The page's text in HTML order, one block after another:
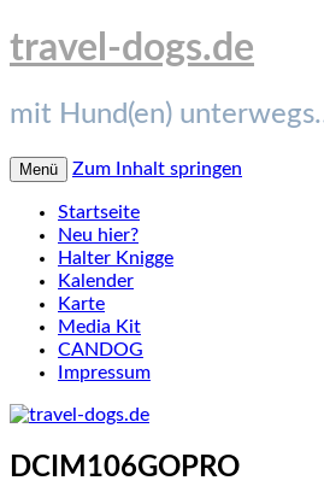
travel-dogs.de
mit Hund(en)
Menü Zum Inhalt springen
Startseite
Neu hier?
Halter Knigge
Kalender
Karte
Media Kit
CANDOG
Impressum
DCIM106GOPRO